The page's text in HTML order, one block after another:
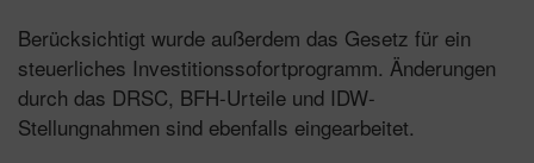
Berücksichtigt wurde außerdem das Gesetz für ein
steuerliches Investitionssofortprogramm. Änderungen
durch das DRSC, BFH-Urteile und IDW-
Stellungnahmen sind ebenfalls eingearbeitet.